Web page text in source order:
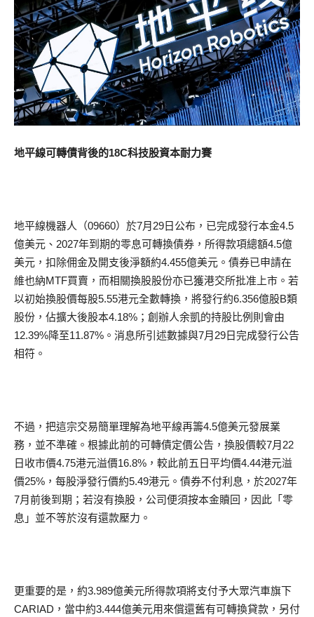
地平線可轉債背後的18C科技股資本耐力賽
地平線機器人（09660）於7月29日公布，已完成發行本金4.5
億美元、2027年到期的零息可轉換債券，所得款項總額4.5億
美元，扣除佣金及開支後淨額約4.455億美元。債券已申請在
維也納MTF買賣，而相關換股股份亦已獲港交所批准上市。若
以初始換股價每股5.55港元全數轉換，將發行約6.356億股B類
股份，佔擴大後股本4.18%；創辦人余凱的持股比例則會由
12.39%降至11.87%。消息所引述數據與7月29日完成發行公告
相符。
不過，把這宗交易簡單理解為地平線再籌4.5億美元發展業
務，並不準確。根據此前的可轉債定價公告，換股價較7月22
日收市價4.75港元溢價16.8%，較此前五日平均價4.44港元溢
價25%，每股淨發行價約5.49港元。債券不付利息，於2027年
7月前後到期；若沒有換股，公司便須按本金贖回，因此「零
息」並不等於沒有還款壓力。
更重要的是，約3.989億美元所得款項將支付予大眾汽車旗下
CARIAD，當中約3.444億美元用來償還舊有可轉換貸款，另付